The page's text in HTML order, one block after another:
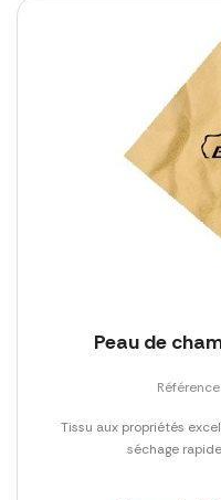
Peau de
Tissu aux propriétés
séchage